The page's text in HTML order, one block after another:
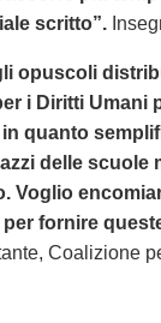
scritto”.
opuscoli
i Diritti Umani
quanto
delle scuole
Voglio
fornire
Coalizione